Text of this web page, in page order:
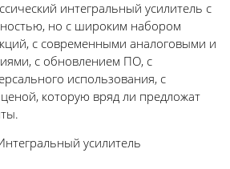
интегральный усилитель с
но с широким набором
с современными аналоговыми и
с обновлением ПО, с
использования, с
которую вряд ли предложат
усилитель